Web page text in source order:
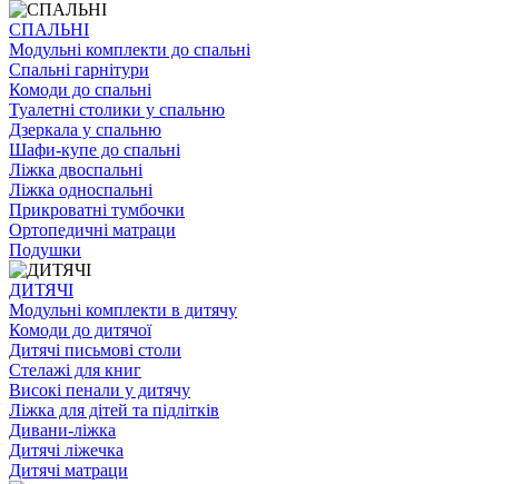
СПАЛЬНІ
Модульні комплекти до спальні
Спальні гарнітури
Комоди до спальні
Туалетні столики у спальню
Дзеркала у спальню
Шафи-купе до спальні
Ліжка двоспальні
Ліжка односпальні
Прикроватні тумбочки
Ортопедичні матраци
Подушки
ДИТЯЧІ
Модульні комплекти в дитячу
Комоди до дитячої
Дитячі письмові столи
Стелажі для книг
Високі пенали у дитячу
Ліжка для дітей та підлітків
Дивани-ліжка
Дитячі ліжечка
Дитячі матраци